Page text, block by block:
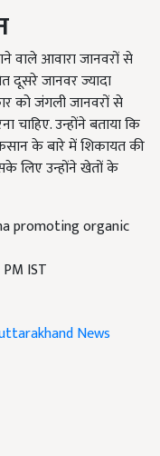
वाले आवारा जानवरों से
दूसरे जानवर ज्यादा
को जंगली जानवरों से
उन्होंने बताया कि
के बारे में शिकायत की
लिए उन्होंने खेतों के
promoting organic
IST
News